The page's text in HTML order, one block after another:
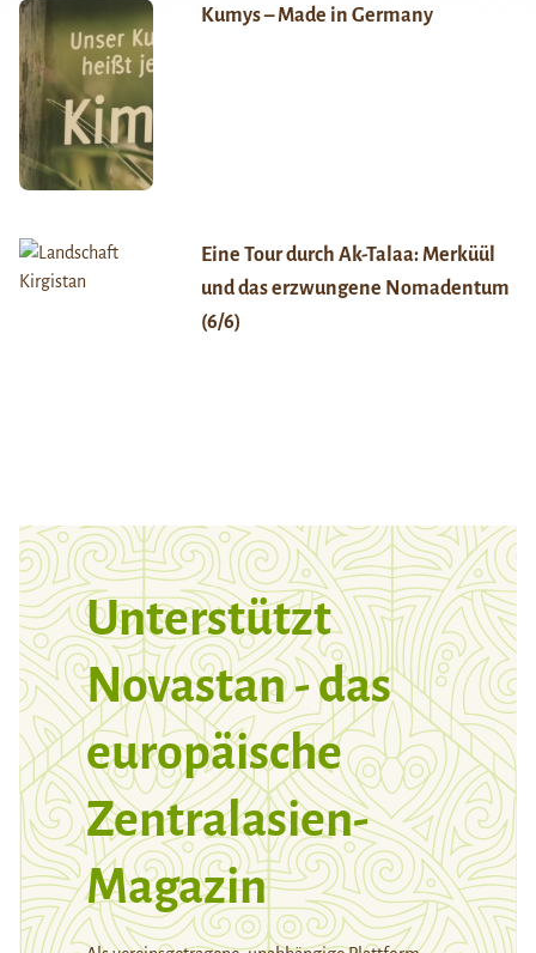
Kumys – Made in Germany
Eine Tour durch Ak-Talaa: Merküül
und das erzwungene Nomadentum
(6/6)
Unterstützt
Novastan - das
europäische
Zentralasien-
Magazin